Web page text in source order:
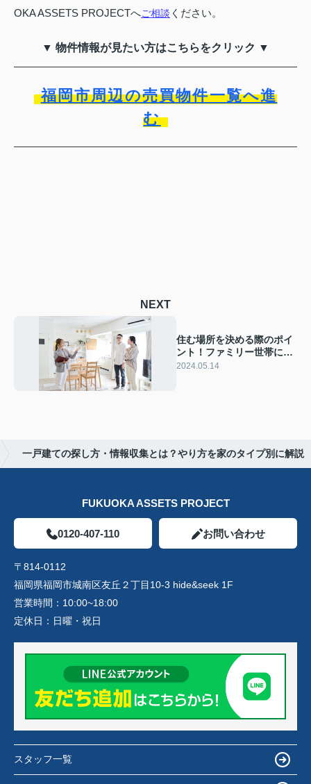
OKA ASSETS PROJECTへご相談 ください。
▼ 物件情報が見たい方はこちらをクリック ▼
福岡市周辺の売買物件一覧へ進
む
NEXT
住む場所を決める際のポイ
ント！ファミリー世帯にお
ける決め方などを解説
2024.05.14
一戸建ての探し方・情報収集とは？やり方を家のタイプ別に解説
FUKUOKA ASSETS PROJECT
0120-407-110 お問い合わせ
〒814-0112
福岡県福岡市城南区友丘２丁目10-3 hide&seek 1F
営業時間： 10:00~18:00
定休日： 日曜・祝日
スタッフ一覧